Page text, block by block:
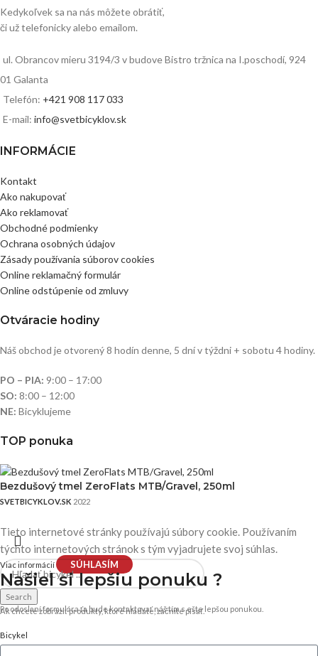
Kedykoľvek sa na nás môžete obrátiť,
či už telefonicky alebo emailom.
ul. Obrancov mieru 3194/3 v budove Bistro tržnica na I.poschodí, 924
01 Galanta
Telefón: +421 908 117 033
E-mail: info@svetbicyklov.sk
INFORMÁCIE
Kontakt
Ako nakupovať
Ako reklamovať
Obchodné podmienky
Ochrana osobných údajov
Zásady používania súborov cookies
Online reklamačný formulár
Online odstúpenie od zmluvy
Otváracie hodiny
Náš obchod je otvorený 8 hodín denne, 5 dní v týždni + sobotu 4 hodiny.
PO – PIA: 9:00 – 17:00
SO: 8:00 – 12:00
NE: Bicyklujeme
TOP ponuka
Bezdušový tmel ZeroFlats MTB/Gravel, 250ml
SVETBICYKLOV.SK 2022
Search
Ak chcete zobraziť produkty, ktoré hľadáte, začnite písať.
Tieto internetové stránky používajú súbory cookie. Používaním
týchto internetových stránok s tým vyjadrujete svoj súhlas.
Viac informácií SÚHLASÍM
Našiel silepšiu ponuku ?
Po odoslaní formulára ťa bude kontaktovať náš tím s ešte lepšou ponukou.
Bicykel